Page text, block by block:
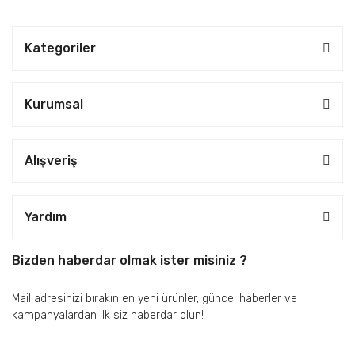
Kategoriler
Kurumsal
Alışveriş
Yardım
Bizden haberdar olmak ister misiniz ?
Mail adresinizi bırakın en yeni ürünler, güncel haberler ve
kampanyalardan ilk siz haberdar olun!